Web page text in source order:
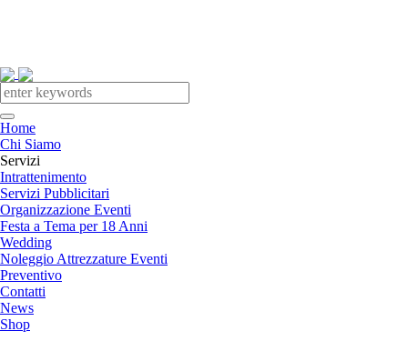
Home
Chi Siamo
Servizi
Intrattenimento
Servizi Pubblicitari
Organizzazione Eventi
Festa a Tema per 18 Anni
Wedding
Noleggio Attrezzature Eventi
Preventivo
Contatti
News
Shop